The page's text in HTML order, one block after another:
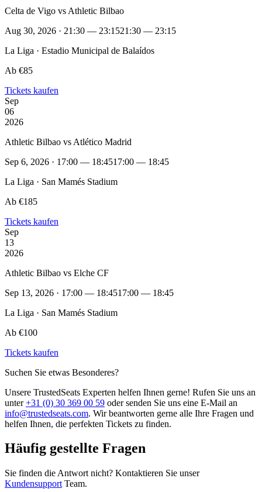
Celta de Vigo vs Athletic Bilbao
Aug 30, 2026 · 21:30 — 23:1521:30 — 23:15
La Liga · Estadio Municipal de Balaídos
Ab €85
Tickets kaufen
Sep
06
2026
Athletic Bilbao vs Atlético Madrid
Sep 6, 2026 · 17:00 — 18:4517:00 — 18:45
La Liga · San Mamés Stadium
Ab €185
Tickets kaufen
Sep
13
2026
Athletic Bilbao vs Elche CF
Sep 13, 2026 · 17:00 — 18:4517:00 — 18:45
La Liga · San Mamés Stadium
Ab €100
Tickets kaufen
Suchen Sie etwas Besonderes?
Unsere TrustedSeats Experten helfen Ihnen gerne! Rufen Sie uns an
unter+31 (0) 30 369 00 59 oder senden Sie uns eine E-Mail an
info@trustedseats.com. Wir beantworten gerne alle Ihre Fragen und
helfen Ihnen, die perfekten Tickets zu finden.
Häufig gestellte Fragen
Sie finden die Antwort nicht? Kontaktieren Sie unser
Kundensupport Team.